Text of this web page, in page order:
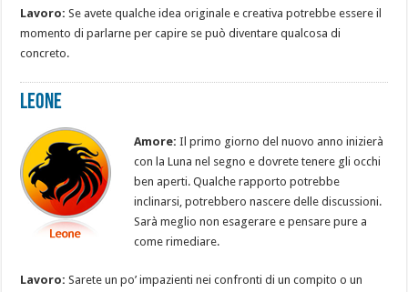
Lavoro: Se avete qualche idea originale e creativa potrebbe essere il
momento di parlarne per capire se può diventare qualcosa di
concreto.
Leone
Amore: Il primo giorno del nuovo anno inizierà
con la Luna nel segno e dovrete tenere gli occhi
ben aperti. Qualche rapporto potrebbe
inclinarsi, potrebbero nascere delle discussioni.
Sarà meglio non esagerare e pensare pure a
come rimediare.
Lavoro: Sarete un po’ impazienti nei confronti di un compito o un